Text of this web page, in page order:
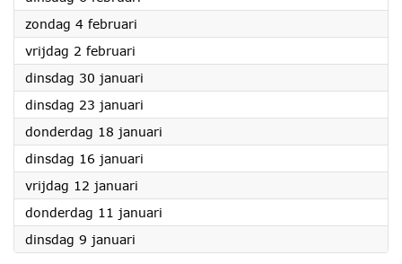
zondag 4 februari
vrijdag 2 februari
dinsdag 30 januari
dinsdag 23 januari
donderdag 18 januari
dinsdag 16 januari
vrijdag 12 januari
donderdag 11 januari
dinsdag 9 januari